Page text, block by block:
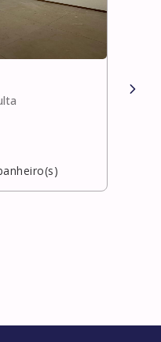
R$